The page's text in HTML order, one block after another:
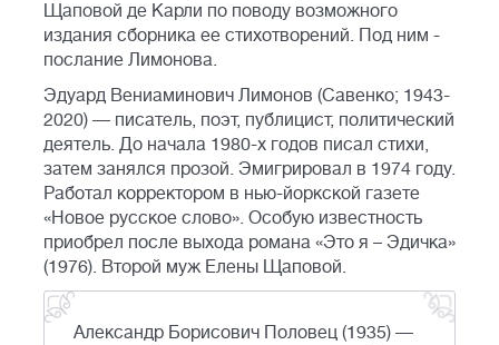
Щаповой де Карли по поводу возможного
издания сборника ее стихотворений. Под ним -
послание Лимонова.
Эдуард Вениаминович Лимонов (Савенко; 1943-
2020) — писатель, поэт, публицист, политический
деятель. До начала 1980-х годов писал стихи,
затем занялся прозой. Эмигрировал в 1974 году.
Работал корректором в нью-йоркской газете
«Новое русское слово». Особую известность
приобрел после выхода романа «Это я – Эдичка»
(1976). Второй муж Елены Щаповой.
Александр Борисович Половец (1935) —